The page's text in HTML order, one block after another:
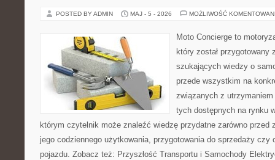
POSTED BY ADMIN MAJ - 5 - 2026 MOŻLIWOŚĆ
Moto Concierge to
który został przygotowany
szukających wiedzy o
przede wszystkim na
związanych z utrzymaniem
tych dostępnych na rynku
którym czytelnik może znaleźć wiedzę przydatne zarówno przed
jego codziennego użytkowania, przygotowania do sprzedaży czy
pojazdu. Zobacz też: Przyszłość Transportu i Samochody